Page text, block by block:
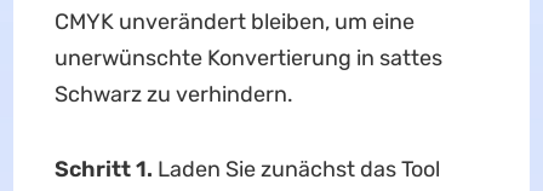
CMYK unverändert bleiben, um eine
unerwünschte Konvertierung in sattes
Schwarz zu verhindern.
Schritt 1. Laden Sie zunächst das Tool